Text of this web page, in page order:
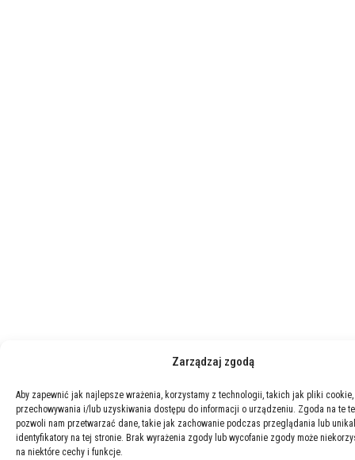
Zarządzaj zgodą
Aby zapewnić jak najlepsze wrażenia, korzystamy z technologii, takich jak pliki
przechowywania i/lub uzyskiwania dostępu do informacji o urządzeniu. Zgoda na te
pozwoli nam przetwarzać dane, takie jak zachowanie podczas przeglądania lub
identyfikatory na tej stronie. Brak wyrażenia zgody lub wycofanie zgody może
na niektóre cechy i funkcje.